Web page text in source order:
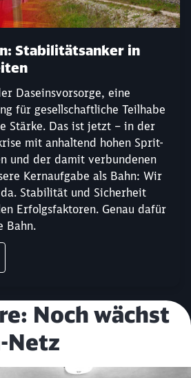
Stabilitätsanker in
Daseinsvorsorge, eine
für gesellschaftliche Teilhabe
Stärke. Das ist jetzt – in der
mit anhaltend hohen Sprit-
und der damit verbundenen
Kernaufgabe als Bahn: Wir
Stabilität und Sicherheit
Erfolgsfaktoren. Genau dafür
Bahn.
Noch wächst
Netz